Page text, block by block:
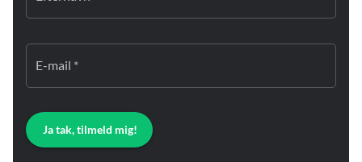
E-mail *
Ja tak, tilmeld mig!